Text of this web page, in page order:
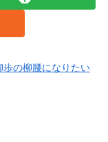
歩の柳腰になりたい